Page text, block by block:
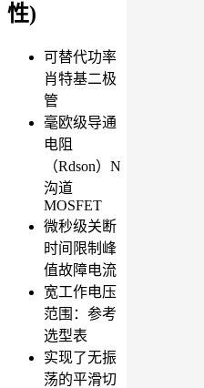
性)
可替代功率
肖特基二极
管
毫欧级导通
电阻
（Rdson）N
沟道
MOSFET
微秒级关断
时间限制峰
值故障电流
宽工作电压
范围：参考
选型表
实现了无振
荡的平滑切